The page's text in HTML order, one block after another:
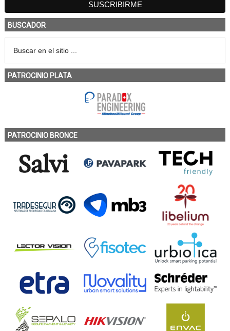
BUSCADOR
PATROCINIO PLATA
PATROCINIO BRONCE